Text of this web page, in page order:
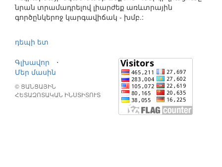
նրան տրամադրելով լիարժեք առևտրային
գործընկերոջ կարգավիճակ - խմբ.:
դեպի ետ
Գլխավոր
⋅
Մեր մասին
© ՑԱՆՑԱՅԻՆ
ՀԵՏԱԶՈՏԱԿԱՆ ԻՆՍՏԻՏՈՒՏ